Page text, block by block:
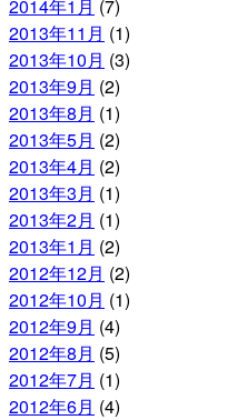
2014年1月 (7)
2013年11月 (1)
2013年10月 (3)
2013年9月 (2)
2013年8月 (1)
2013年5月 (2)
2013年4月 (2)
2013年3月 (1)
2013年2月 (1)
2013年1月 (2)
2012年12月 (2)
2012年10月 (1)
2012年9月 (4)
2012年8月 (5)
2012年7月 (1)
2012年6月 (4)